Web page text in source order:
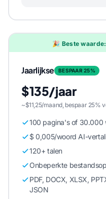
🎉 Beste
Jaarlijkse BESPAAR 25%
$135/jaar
~$11,25/maand, bespaar 25%
100 pagina's of 30.000
$ 0,005/woord AI-
120+ talen
Onbeperkte
PDF, DOCX, XLSX,
JSON